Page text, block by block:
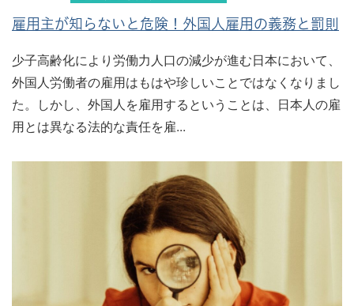
雇用主が知らないと危険！外国人雇用の義務と罰則
少子高齢化により労働力人口の減少が進む日本において、
外国人労働者の雇用はもはや珍しいことではなくなりまし
た。しかし、外国人を雇用するということは、日本人の雇
用とは異なる法的な責任を雇...